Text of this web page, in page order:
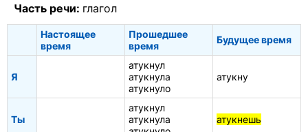
Часть речи: глагол
Настоящее
время
Прошедшее
время
Будущее время
Я
атукнул
атукнула
атукнуло
атукну
Ты
атукнул
атукнула
атукнешь